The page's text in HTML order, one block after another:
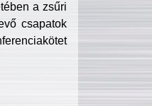
a zsűri
csapatok